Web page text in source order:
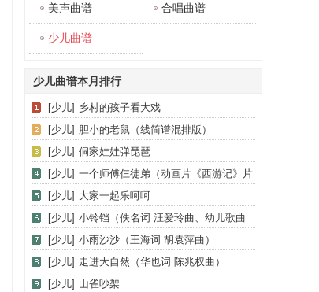
美声曲谱 合唱曲谱
少儿曲谱
少儿曲谱本月排行
[少儿] 乡村的孩子看大戏
[少儿] 胆小的老鼠（线简谱混排版）
[少儿] 侗家娃娃弹琵琶
[少儿] 一个师傅仨徒弟（动画片《西游记》片
尾歌、合唱）
[少儿] 大家一起乐呵呵
[少儿] 小铃铛（佚名词 汪爱玲曲、幼儿歌曲
钢琴伴奏）
[少儿] 小雨沙沙（王海词 胡袁萍曲）
[少儿] 走进大自然（华也词 陈兆权曲）
[少儿] 山雀吵架